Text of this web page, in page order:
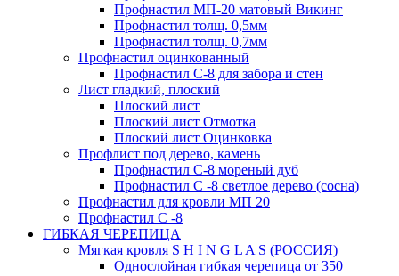
Профнастил МП-20 матовый Викинг
Профнастил толщ. 0,5мм
Профнастил толщ. 0,7мм
Профнастил оцинкованный
Профнастил С-8 для забора и стен
Лист гладкий, плоский
Плоский лист
Плоский лист Отмотка
Плоский лист Оцинковка
Профлист под дерево, камень
Профнастил С-8 мореный дуб
Профнастил С -8 светлое дерево (сосна)
Профнастил для кровли МП 20
Профнастил С -8
ГИБКАЯ ЧЕРЕПИЦА
Мягкая кровля S H I N G L A S (РОССИЯ)
Однослойная гибкая черепица от 350